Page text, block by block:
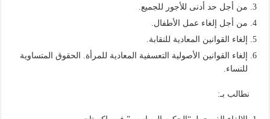
من أجل حد أدنى للأجور للجميع.
من أجل إلغاء عمل الأطفال.
إلغاء القوانين المعادية للنقابة.
إلغاء القوانين الأصولية التعسفية المعادية للمرأة. الحقوق المتساوية
للنساء.
نطالب بـ: